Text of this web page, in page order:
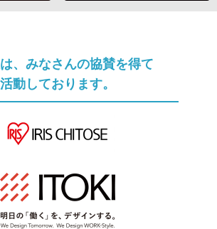
、みなさんの協賛を得て
活動しております。